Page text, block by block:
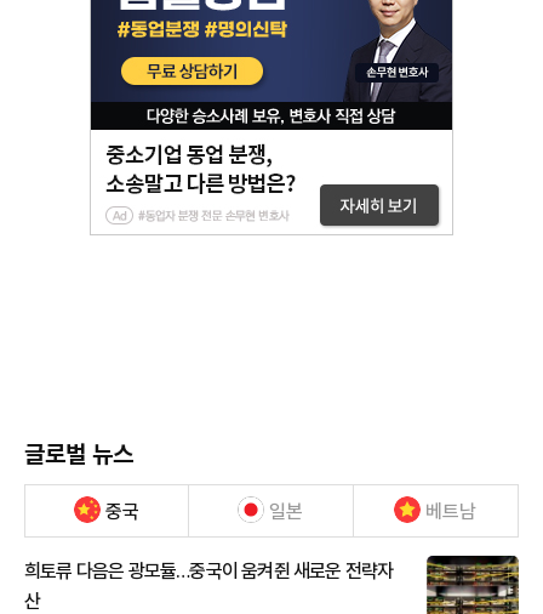
글로벌 뉴스
중국 일본 베트남
희토류 다음은 광모듈…중국이 움켜쥔 새로운 전략자
산